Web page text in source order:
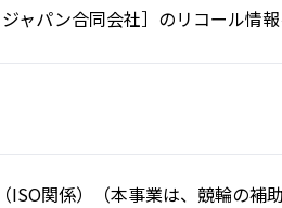
ャパン合同会社］のリコール情報
関係）（本事業は、競輪の補